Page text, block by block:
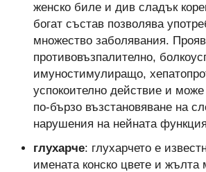
женско биле и див сладък
богат състав позволява
множество заболявания.
противовъзпалително,
имуностимулиращо,
успокоително действие и
по-бързо възстановяване на
нарушения на нейната функция
глухарче: глухарчето е
имената конско цвете и жълта